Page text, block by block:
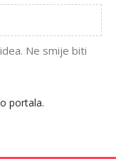
Ne smije biti
portala.